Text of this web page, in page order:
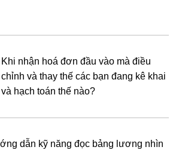
Khi nhận hoá đơn đầu vào mà điều
chỉnh và thay thế các bạn đang kê khai
và hạch toán thế nào?
dẫn kỹ năng đọc bảng lương nhìn